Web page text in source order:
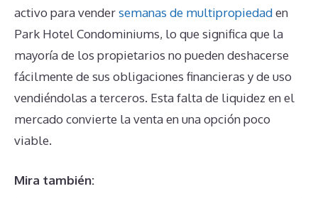
activo para vendersemanas de multipropiedaden
Park Hotel Condominiums, lo que significa que la
mayoría de los propietarios no pueden deshacerse
fácilmente de sus obligaciones financieras y de uso
vendiéndolas a terceros. Esta falta de liquidez en el
mercado convierte la venta en una opción poco
viable.
Mira también: